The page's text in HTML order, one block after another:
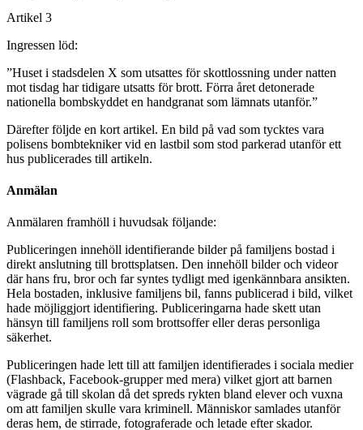
Artikel 3
Ingressen löd:
”Huset i stadsdelen X som utsattes för skottlossning under natten
mot tisdag har tidigare utsatts för brott. Förra året detonerade
nationella bombskyddet en handgranat som lämnats utanför.”
Därefter följde en kort artikel. En bild på vad som tycktes vara
polisens bombtekniker vid en lastbil som stod parkerad utanför ett
hus publicerades till artikeln.
Anmälan
Anmälaren framhöll i huvudsak följande:
Publiceringen innehöll identifierande bilder på familjens bostad i
direkt anslutning till brottsplatsen. Den innehöll bilder och videor
där hans fru, bror och far syntes tydligt med igenkännbara ansikten.
Hela bostaden, inklusive familjens bil, fanns publicerad i bild, vilket
hade möjliggjort identifiering. Publiceringarna hade skett utan
hänsyn till familjens roll som brottsoffer eller deras personliga
säkerhet.
Publiceringen hade lett till att familjen identifierades i sociala medier
(Flashback, Facebook-grupper med mera) vilket gjort att barnen
vägrade gå till skolan då det spreds rykten bland elever och vuxna
om att familjen skulle vara kriminell. Människor samlades utanför
deras hem, de stirrade, fotograferade och letade efter skador.